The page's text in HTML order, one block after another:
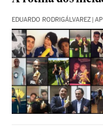
EDUARDO RODRIGÁLVAREZ